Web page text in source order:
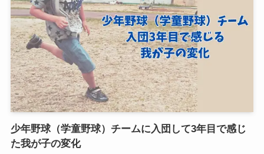
少年野球（学童野球）チームに入団して3年目で感じ
た我が子の変化